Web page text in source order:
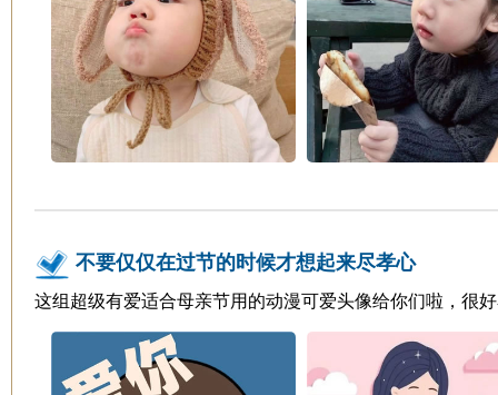
不要仅仅在过节的时候才想起来尽孝心
这组超级有爱适合母亲节用的动漫可爱头像给你们啦，很